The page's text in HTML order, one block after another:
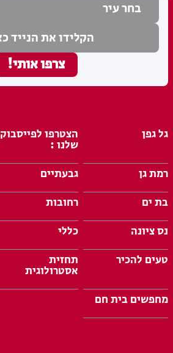
גל גפן הצטרפו לפייסבוק
שלנו :
רמת גן
גבעתיים
בת ים
רחובות
נס ציונה
כללי
טעים להכיר
תחזית
אסטרולוגית
מחפשים בית חם